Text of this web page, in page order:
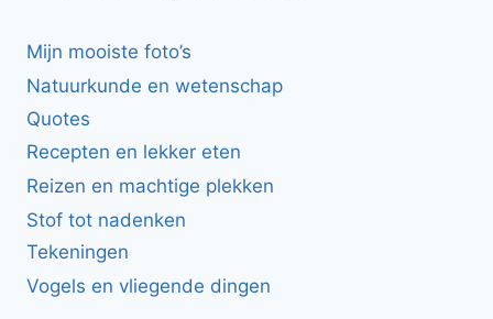
Mijn mooiste foto’s
Natuurkunde en wetenschap
Quotes
Recepten en lekker eten
Reizen en machtige plekken
Stof tot nadenken
Tekeningen
Vogels en vliegende dingen